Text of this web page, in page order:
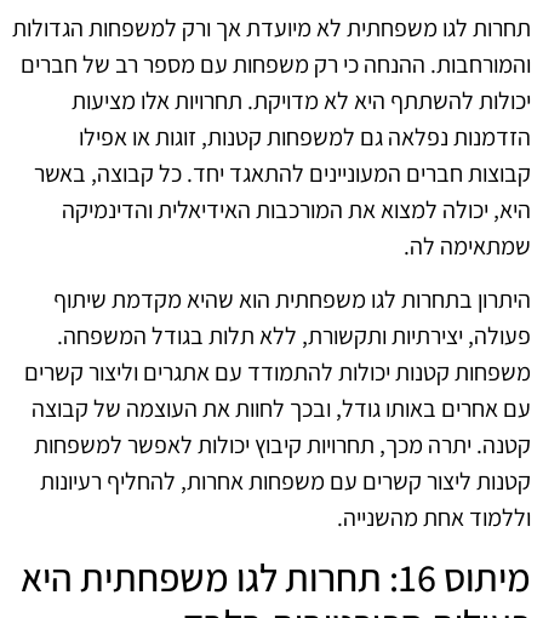
תחרות לגו משפחתית לא מיועדת אך ורק למשפחות הגדולות
והמורחבות. ההנחה כי רק משפחות עם מספר רב של חברים
יכולות להשתתף היא לא מדויקת. תחרויות אלו מציעות
הזדמנות נפלאה גם למשפחות קטנות, זוגות או אפילו
קבוצות חברים המעוניינים להתאגד יחד. כל קבוצה, באשר
היא, יכולה למצוא את המורכבות האידיאלית והדינמיקה
שמתאימה לה.
היתרון בתחרות לגו משפחתית הוא שהיא מקדמת שיתוף
פעולה, יצירתיות ותקשורת, ללא תלות בגודל המשפחה.
משפחות קטנות יכולות להתמודד עם אתגרים וליצור קשרים
עם אחרים באותו גודל, ובכך לחוות את העוצמה של קבוצה
קטנה. יתרה מכך, תחרויות קיבוץ יכולות לאפשר למשפחות
קטנות ליצור קשרים עם משפחות אחרות, להחליף רעיונות
וללמוד אחת מהשנייה.
מיתוס 16: תחרות לגו משפחתית היא